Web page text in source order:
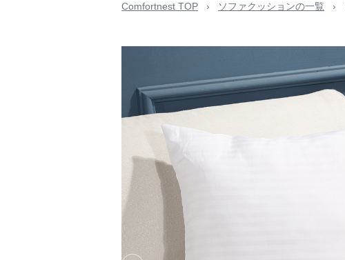
Comfortnest TOP › ソファクッションの一覧 ›